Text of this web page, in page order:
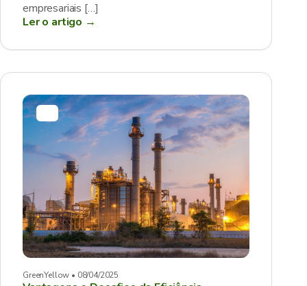
empresariais […]
Ler o artigo →
GreenYellow • 08/04/2025